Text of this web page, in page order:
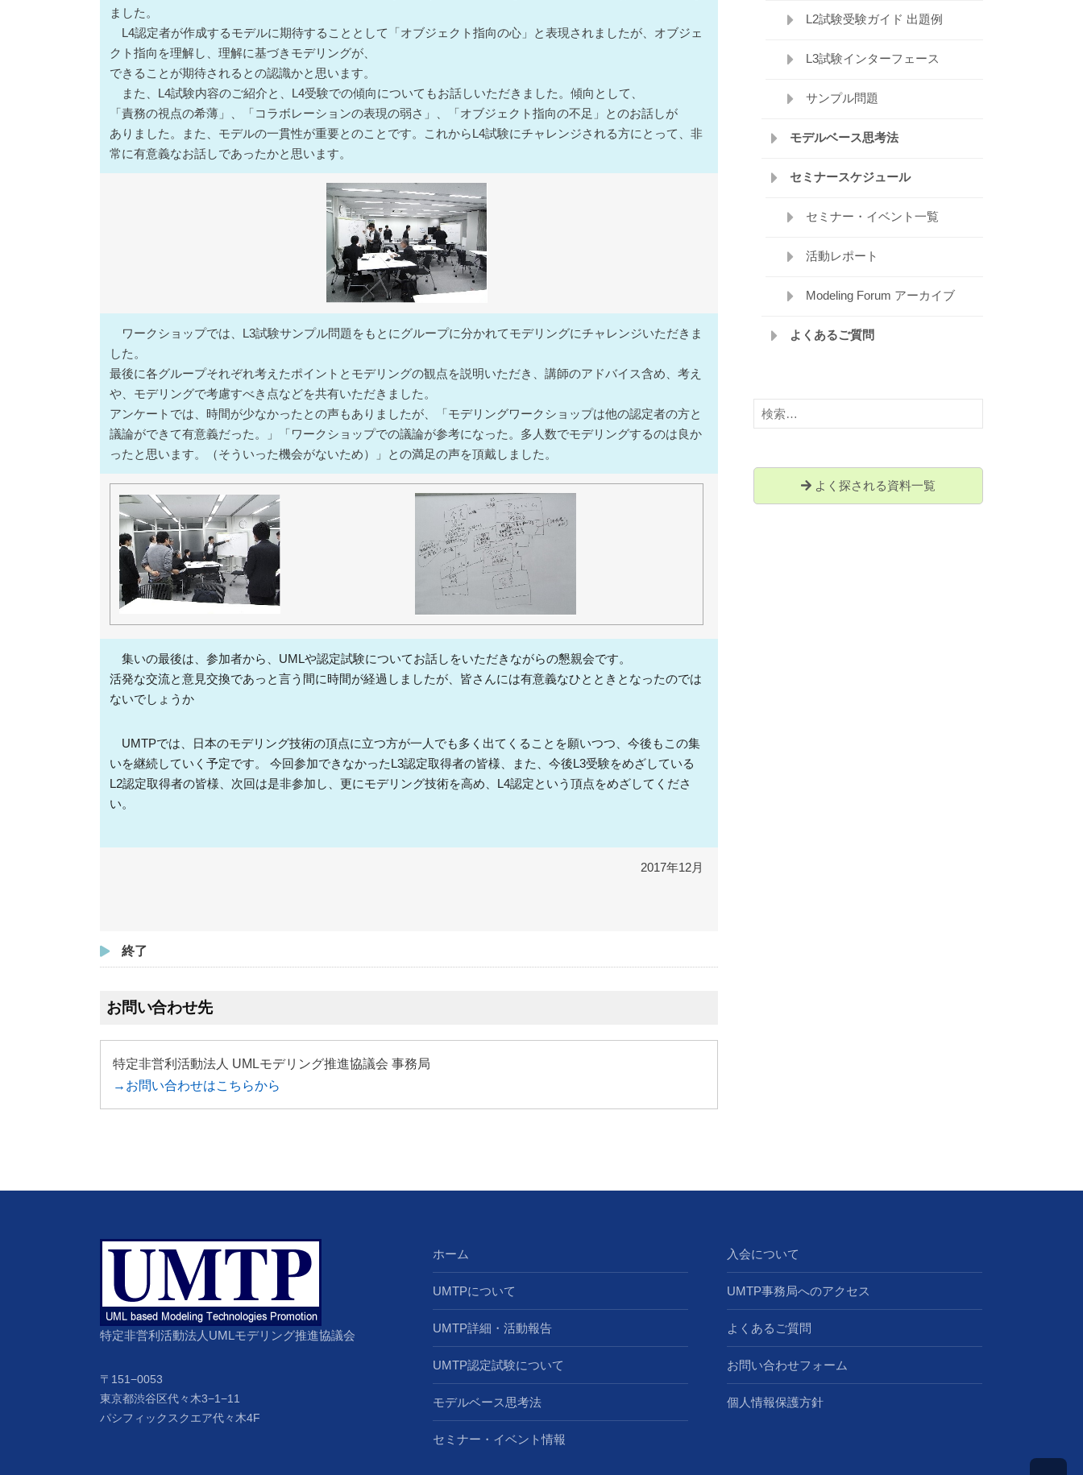
ました。
L4認定者が作成するモデルに期待することとして「オブジェクト指向の心」と表現されましたが、オブジェ
クト指向を理解し、理解に基づきモデリングが、
できることが期待されるとの認識かと思います。
また、L4試験内容のご紹介と、L4受験での傾向についてもお話しいただきました。傾向として、
「責務の視点の希薄」、「コラボレーションの表現の弱さ」、「オブジェクト指向の不足」とのお話しが
ありました。また、モデルの一貫性が重要とのことです。これからL4試験にチャレンジされる方にとって、非
常に有意義なお話しであったかと思います。
ワークショップでは、L3試験サンプル問題をもとにグループに分かれてモデリングにチャレンジいただきま
した。
最後に各グループそれぞれ考えたポイントとモデリングの観点を説明いただき、講師のアドバイス含め、考え
や、モデリングで考慮すべき点などを共有いただきました。
アンケートでは、時間が少なかったとの声もありましたが、「モデリングワークショップは他の認定者の方と
議論ができて有意義だった。」「ワークショップでの議論が参考になった。多人数でモデリングするのは良か
ったと思います。（そういった機会がないため）」との満足の声を頂戴しました。
集いの最後は、参加者から、UMLや認定試験についてお話しをいただきながらの懇親会です。
活発な交流と意見交換であっと言う間に時間が経過しましたが、皆さんには有意義なひとときとなったのでは
ないでしょうか
UMTPでは、日本のモデリング技術の頂点に立つ方が一人でも多く出てくることを願いつつ、今後もこの集
いを継続していく予定です。 今回参加できなかったL3認定取得者の皆様、また、今後L3受験をめざしている
L2認定取得者の皆様、次回は是非参加し、更にモデリング技術を高め、L4認定という頂点をめざしてくださ
い。
2017年12月
終了
お問い合わせ先
特定非営利活動法人 UMLモデリング推進協議会 事務局
→お問い合わせはこちらから
L2試験受験ガイド 出題例
L3試験インターフェース
サンプル問題
モデルベース思考法
セミナースケジュール
セミナー・イベント一覧
活動レポート
Modeling Forum アーカイブ
よくあるご質問
検
索:
よく探される資料一覧
特定非営利活動法人UMLモデリング推進協議会
〒151−0053
東京都渋谷区代々木3−1−11
パシフィックスクエア代々木4F
ホーム
UMTPについて
UMTP詳細・活動報告
UMTP認定試験について
モデルベース思考法
セミナー・イベント情報
入会について
UMTP事務局へのアクセス
よくあるご質問
お問い合わせフォーム
個人情報保護方針